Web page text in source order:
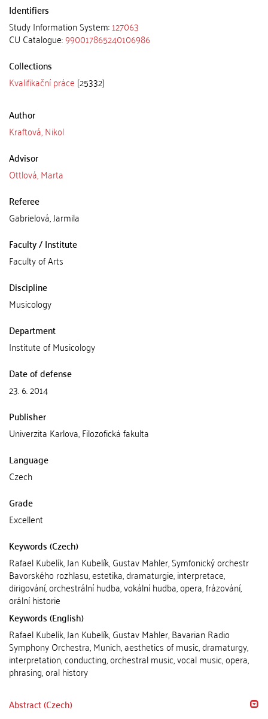
Identifiers
Study Information System:127063
CU Catalogue:990017865240106986
Collections
Kvalifikační práce [25332]
Author
Kraftová, Nikol
Advisor
Ottlová, Marta
Referee
Gabrielová, Jarmila
Faculty / Institute
Faculty of Arts
Discipline
Musicology
Department
Institute of Musicology
Date of defense
23. 6. 2014
Publisher
Univerzita Karlova, Filozofická fakulta
Language
Czech
Grade
Excellent
Keywords (Czech)
Rafael Kubelík, Jan Kubelík, Gustav Mahler, Symfonický orchestr
Bavorského rozhlasu, estetika, dramaturgie, interpretace,
dirigování, orchestrální hudba, vokální hudba, opera, frázování,
orální historie
Keywords (English)
Rafael Kubelík, Jan Kubelík, Gustav Mahler, Bavarian Radio
Symphony Orchestra, Munich, aesthetics of music, dramaturgy,
interpretation, conducting, orchestral music, vocal music, opera,
phrasing, oral history
Abstract (Czech)